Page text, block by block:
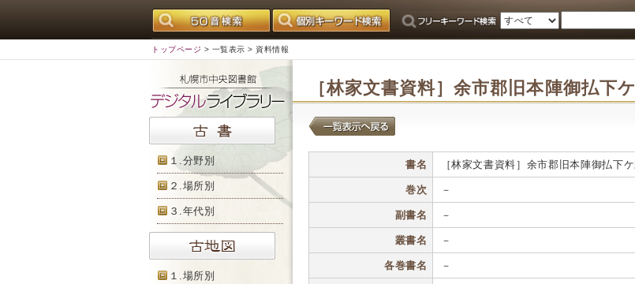
トップページ > 一覧表示 > 資料情報
１.分野別
２.場所別
３.年代別
１.場所別
［林家文書資料］余市郡旧本陣御払下
書名 ［林家文書資料］余市郡旧本陣御払下
巻次 －
副書名 －
叢書名 －
各巻書名 －